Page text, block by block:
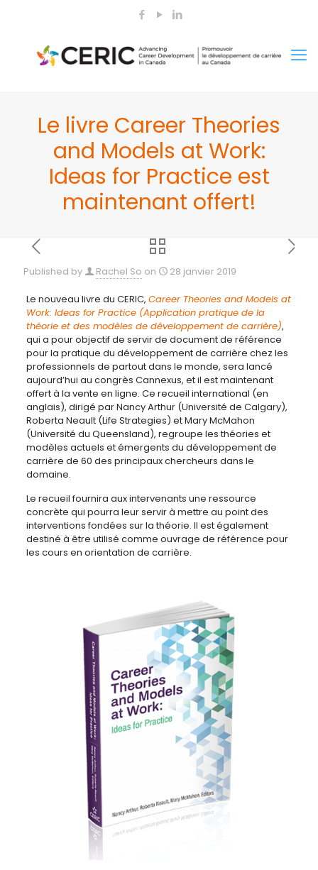
Le livre Career Theories
and Models at Work:
Ideas for Practice est
maintenant offert!
Published by Rachel So on 28 janvier 2019
Le nouveau livre du CERIC, Career Theories and Models at
Work: Ideas for Practice (Application pratique de la
théorie et des modèles de développement de carrière),
qui a pour objectif de servir de document de référence
pour la pratique du développement de carrière chez les
professionnels de partout dans le monde, sera lancé
aujourd’hui au congrès Cannexus, et il est maintenant
offert à la vente en ligne. Ce recueil international (en
anglais), dirigé par Nancy Arthur (Université de Calgary),
Roberta Neault (Life Strategies) et Mary McMahon
(Université du Queensland), regroupe les théories et
modèles actuels et émergents du développement de
carrière de 60 des principaux chercheurs dans le
domaine.
Le recueil fournira aux intervenants une ressource
concrète qui pourra leur servir à mettre au point des
interventions fondées sur la théorie. Il est également
destiné à être utilisé comme ouvrage de référence pour
les cours en orientation de carrière.